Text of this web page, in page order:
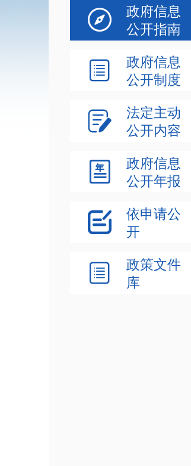

政府信息
公开指南

政府信息
公开制度

法定主动
公开内容

政府信息
公开年报

依申请公
开

政策文件
库